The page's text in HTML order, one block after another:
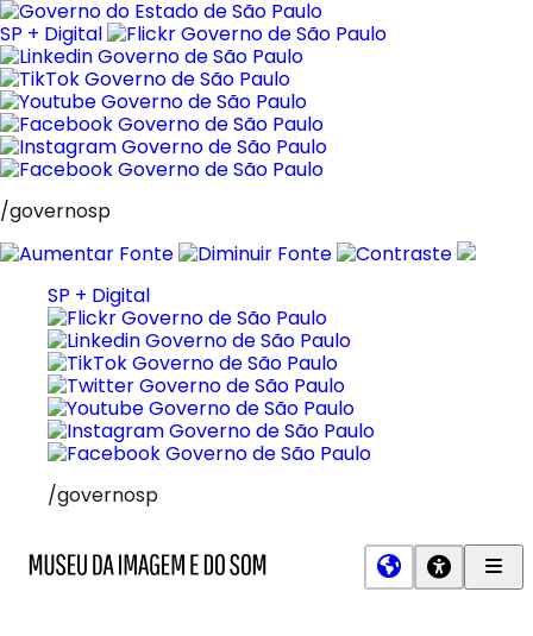
Pular
para
o
conteúdo
SP + Digital
/governosp
SP + Digital
/governosp